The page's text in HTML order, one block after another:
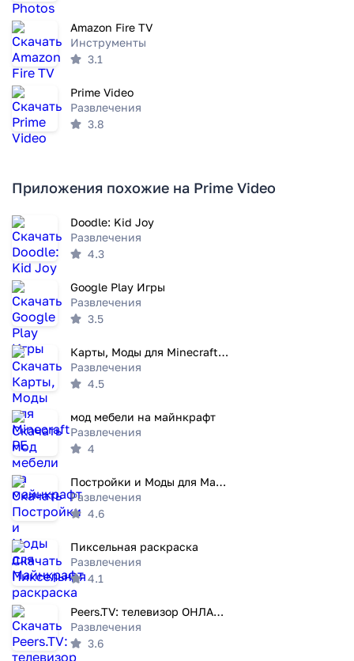
Amazon Fire TV
Инструменты
3.1
Prime Video
Развлечения
3.8
Приложения похожие на Prime Video
Doodle: Kid Joy
Развлечения
4.3
Google Play Игры
Развлечения
3.5
Карты, Моды для Minecraft PE
Развлечения
4.5
мод мебели на майнкрафт
Развлечения
4
Постройки и Моды для Майнкрафт
Развлечения
4.6
Пиксельная раскраска
Развлечения
4.1
Peers.TV: телевизор ОНЛАЙН ТВ
Развлечения
3.6